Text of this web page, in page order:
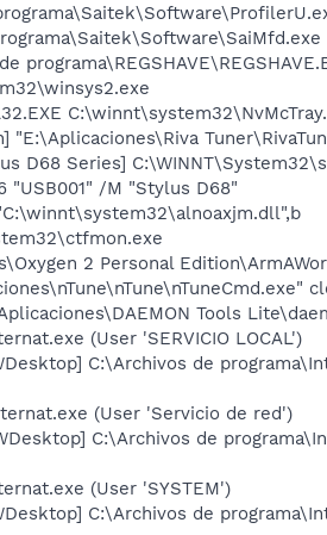
"E:\Aplicaciones\Riva
D68 Series]
"USB001" /M "Stylus D68"
2 Personal
Tools
(User 'SERVICIO LOCAL')
C:\Archivos de
(User 'Servicio de red')
C:\Archivos de
(User 'SYSTEM')
C:\Archivos de